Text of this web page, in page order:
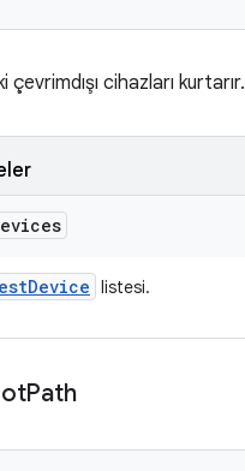
çevrimdışı cihazları kurtarır.
Device listesi.
Path